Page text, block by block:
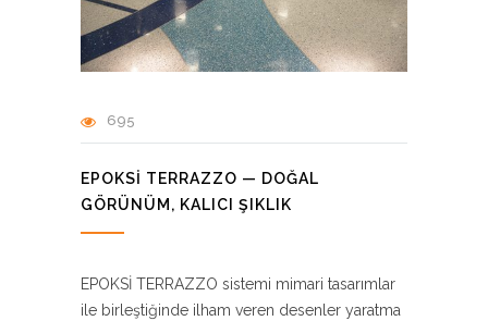
695
EPOKSI TERRAZZO — DOĞAL
GÖRÜNÜM, KALICI ŞIKLIK
EPOKSİ TERRAZZO sistemi mimari tasarımlar
ile birleştiğinde ilham veren desenler yaratma